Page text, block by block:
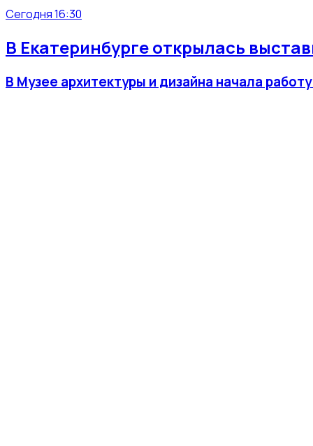
Сегодня 16:30
В Екатеринбурге открылась
В Музее архитектуры и дизайна начала